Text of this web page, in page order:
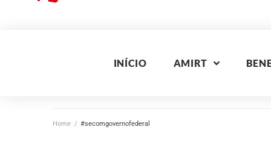
INÍCIO AMIRT
Home / #secomgovernofederal